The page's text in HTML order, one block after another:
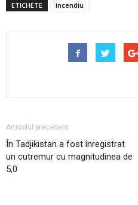
ETICHETE incendiu
Articolul precedent
În Tadjikistan a fost înregistrat
un cutremur cu magnitudinea de
5,0